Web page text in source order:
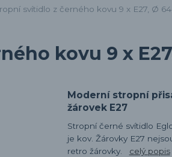
svítidlo z černého kovu 9 x E27, Ø
kovu 9 x
Moderní stropní
žárovek E27
Stropní černé svítidlo
je kov. Žárovky E27
retro žárovky. celý popis